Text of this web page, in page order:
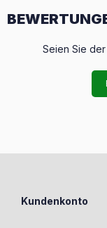
Seien Sie
Kundenkonto